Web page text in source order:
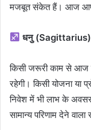
मजबूत संकेत हैं। आज
धनु (Sagittarius)
किसी जरूरी काम से आज
रहेगी। किसी योजना या
निवेश में भी लाभ के
सामान्य परिणाम देने वाला